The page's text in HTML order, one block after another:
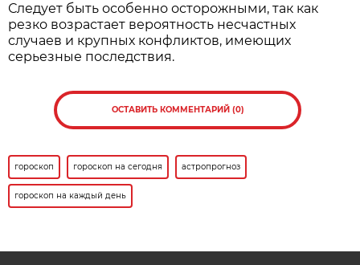
Следует быть особенно осторожными, так как
резко возрастает вероятность несчастных
случаев и крупных конфликтов, имеющих
серьезные последствия.
ОСТАВИТЬ КОММЕНТАРИЙ (0)
гороскоп гороскоп на сегодня астропрогноз
гороскоп на каждый день